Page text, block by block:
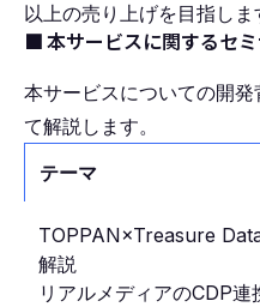
以上の売り上げを目指しま
■ 本サービスに関するセミ
本サービスについての開
て解説します。
テーマ
TOPPAN×Treasure
解説
リアルメディアのCDP